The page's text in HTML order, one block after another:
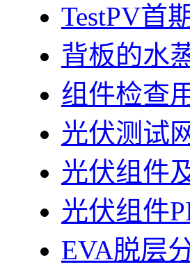
TestPV首
背板的水
组件检查
光伏测试
光伏组件
光伏组件
EVA脱层